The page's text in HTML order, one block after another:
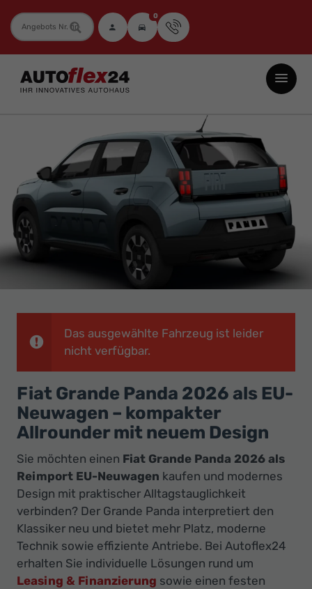
Fahrzeugnummer 0
Autoflex24
GmbH
Neuwagen
Jahreswagen
und
Gebrauchtwagen
zu
Top-
Ihr
Innovatives
Autohaus
Das ausgewählte Fahrzeug ist leider
nicht verfügbar.
Fiat Grande Panda 2026 als EU-
Neuwagen – kompakter
Allrounder mit neuem Design
Sie möchten einen Fiat Grande Panda 2026 als
Reimport EU-Neuwagen kaufen und modernes
Design mit praktischer Alltagstauglichkeit
verbinden? Der Grande Panda interpretiert den
Klassiker neu und bietet mehr Platz, moderne
Technik sowie effiziente Antriebe. Bei Autoflex24
erhalten Sie individuelle Lösungen rund um
Leasing & Finanzierung sowie einen festen